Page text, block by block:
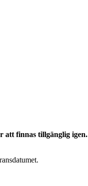
att finnas tillgänglig igen.